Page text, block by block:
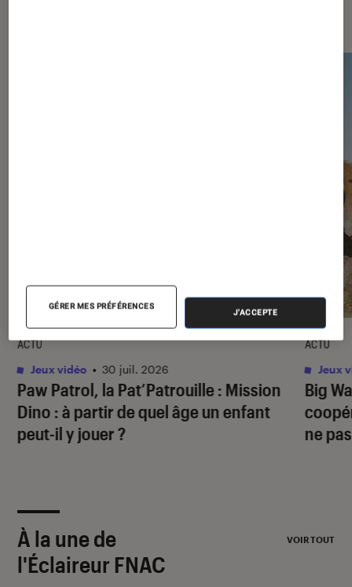
Paw Patrol, la Pat’Patrouille : Mission
Dino : à partir de quel âge un enfant
peut-il y jouer ?
ACTU
Jeux vidéo • 30 juil. 2026
Big
ne
ACTU
Jeux
À la une de
l'Éclaireur FNAC
VOIR TOUT
GÉRER MES PRÉFÉRENCES
J'ACCEPTE